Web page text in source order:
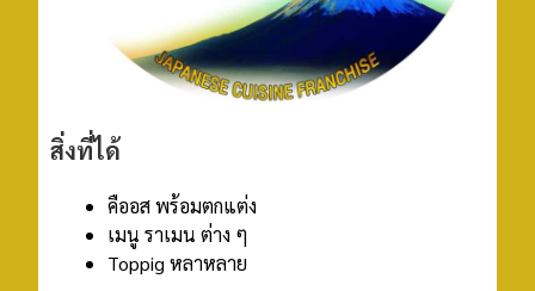
สิ่งที่ได้
คืออส พร้อมตกแต่ง
เมนู ราเมน ต่าง ๆ
Toppig หลาหลาย